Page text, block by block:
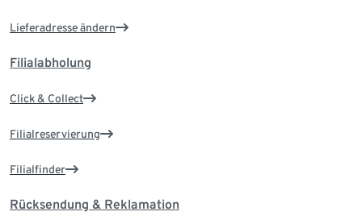
Lieferadresse ändern
Filialabholung
Click & Collect
Filialreservierung
Filialfinder
Rücksendung & Reklamation